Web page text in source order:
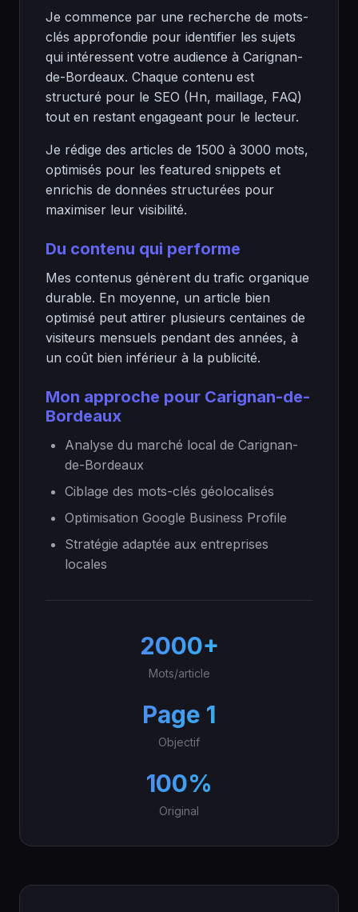
Je commence par une recherche de mots-
clés approfondie pour identifier les sujets
qui intéressent votre audience à Carignan-
de-Bordeaux. Chaque contenu est
structuré pour le SEO (Hn, maillage, FAQ)
tout en restant engageant pour le lecteur.
Je rédige des articles de 1500 à 3000 mots,
optimisés pour les featured snippets et
enrichis de données structurées pour
maximiser leur visibilité.
Du contenu qui performe
Mes contenus génèrent du trafic organique
durable. En moyenne, un article bien
optimisé peut attirer plusieurs centaines de
visiteurs mensuels pendant des années, à
un coût bien inférieur à la publicité.
Mon approche pour Carignan-de-
Bordeaux
Analyse du marché local de Carignan-
de-Bordeaux
Ciblage des mots-clés géolocalisés
Optimisation Google Business Profile
Stratégie adaptée aux entreprises
locales
2000+
Mots/article
Page 1
Objectif
100%
Original